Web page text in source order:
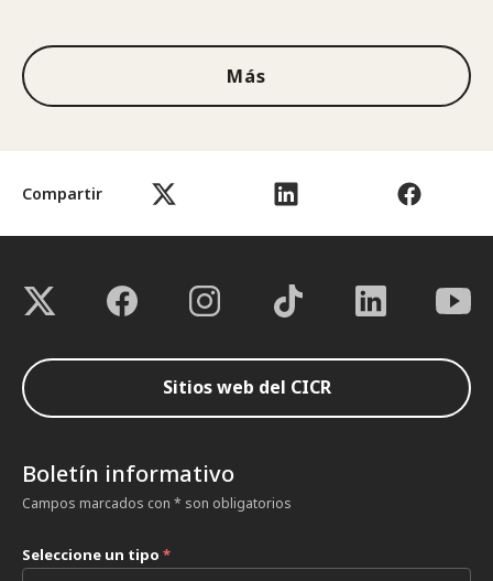
Compartir
1de3
Más
Sitios web del CICR
Boletín informativo
Campos marcados con * son obligatorios
Seleccione un tipo *